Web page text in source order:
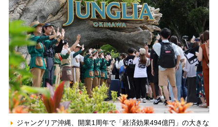
ジャングリア沖縄、開業1周年で「経済効果494億円」の大きな